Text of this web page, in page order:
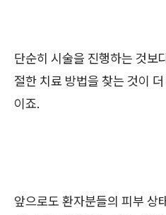
단순히 시술을 진행하는 것보
절한 치료 방법을 찾는 것이
이죠.
앞으로도 환자분들의 피부 상